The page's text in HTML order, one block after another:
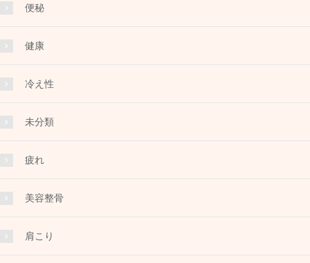
便秘
健康
冷え性
未分類
疲れ
美容整骨
肩こり